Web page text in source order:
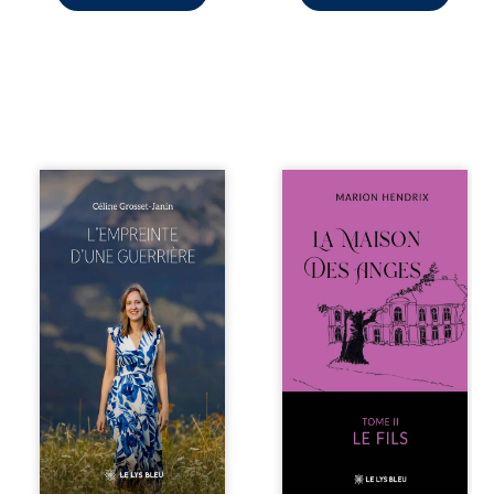
Que reste-t-il de
l’enfance lorsque
la maladie impose
ses propres règles
? L’empreinte
d’une guerrière
livre, sans détour,
le récit d’un
quotidien
bouleversé par la
maladie
chronique,
l’errance médicale
et de longues
hospitalisations.
L’auteure y
Nous sommes en
après le décès du
patriarche
Anatole-Eustache.
La famille devra
affronter non
seulement un
inconnu qui rôde
autour du
domaine et dont
Firmin, le fidèle
majordome,
redoute les visites,
encombrant